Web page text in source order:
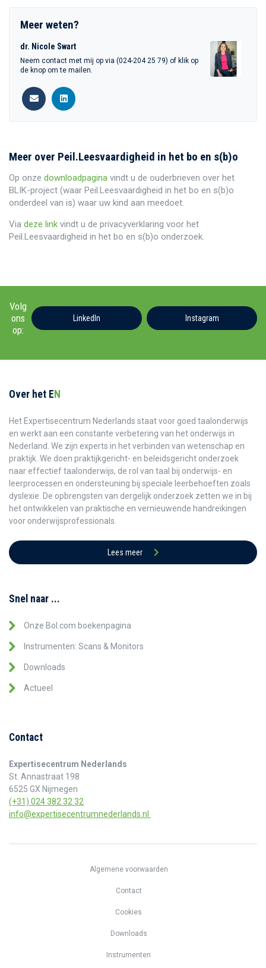
Meer weten?
dr. Nicole Swart
Neem contact met mij op via (024-204 25 79) of klik op
de knop om te mailen.
Meer over Peil.Leesvaardigheid in het bo en s(b)o
Op onze downloadpagina vindt u de ouderbrieven over het
BLIK-project (waar Peil.Leesvaardigheid in het bo en s(b)o
onderdeel van is) waar uw kind aan meedoet.
Via deze link vindt u de privacyverklaring voor het
Peil.Leesvaardigheid in het bo en s(b)o onderzoek.
Volg
ons
op:
LinkedIn Instagram
Over het EN
Het Expertisecentrum Nederlands staat voor goed taalonderwijs
en werkt aan een constante verbetering van het onderwijs in
Nederland. We zijn experts in het verbinden van wetenschap en
praktijk. We doen praktijkgericht- en beleidsgericht onderzoek
naar effectief taalonderwijs, de rol van taal bij onderwijs- en
leerprocessen en ondersteuning bij speciale leerbehoeften zoals
dyslexie. De opbrengsten van dergelijk onderzoek zetten we in bij
het ontwikkelen van praktische en vernieuwende handreikingen
voor onderwijsprofessionals.
Lees meer
Snel naar ...
Onze Bol.com boekenpagina
Instrumenten: Scans & Monitors
Downloads
Actueel
Contact
Expertisecentrum Nederlands
St. Annastraat 198
6525 GX Nijmegen
(+31) 024 382 32 32
info@expertisecentrumnederlands.nl
Algemene voorwaarden
Contact
Cookies
Downloads
Instrumenten